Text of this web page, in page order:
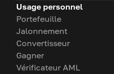
Usage personnel
Portefeuille
Jalonnement
Convertisseur
Gagner
Vérificateur AML